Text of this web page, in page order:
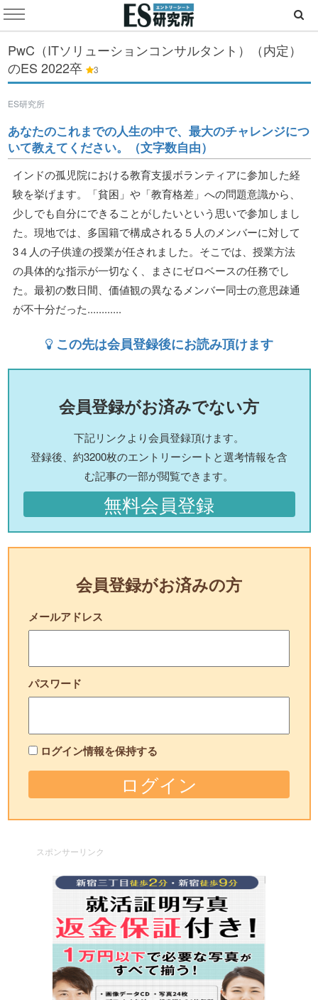
PwC（ITソリューションコンサルタント）（内定）
のES 2022卒 3
ES研究所
あなたのこれまでの人生の中で、最大のチャレンジにつ
いて教えてください。（文字数自由）
インドの孤児院における教育支援ボランティアに参加した経
験を挙げます。「貧困」や「教育格差」への問題意識から、
少しでも自分にできることがしたいという思いで参加しまし
た。現地では、多国籍で構成される５人のメンバーに対して
3４人の子供達の授業が任されました。そこでは、授業方法
の具体的な指示が一切なく、まさにゼロベースの任務でし
た。最初の数日間、価値観の異なるメンバー同士の意思疎通
が不十分だった............
この先は会員登録後にお読み頂けます
会員登録がお済みでない方
下記リンクより会員登録頂けます。
登録後、約3200枚のエントリーシートと選考情報を含
む記事の一部が閲覧できます。
無料会員登録
会員登録がお済みの方
メールアドレス
パスワード
ログイン情報を保持する
スポンサーリンク